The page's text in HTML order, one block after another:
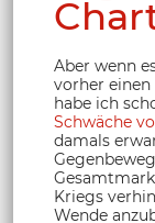
Aber wenn
vorher einen
habe ich
Schwäche
damals
Kriegs
Wende